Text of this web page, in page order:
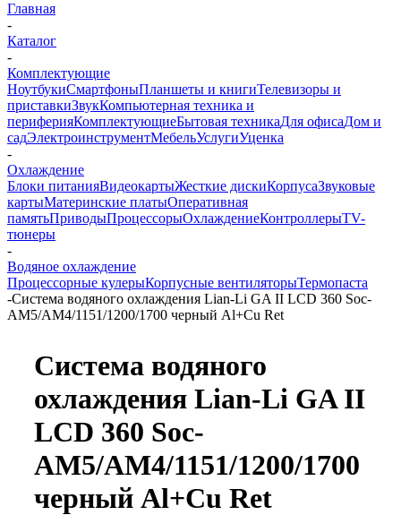
Главная
-
Каталог
-
Комплектующие
НоутбукиСмартфоныПланшеты и книгиТелевизоры и
приставкиЗвукКомпьютерная техника и
периферияКомплектующиеБытовая техникаДля офисаДом и
садЭлектроинструментМебельУслугиУценка
-
Охлаждение
Блоки питанияВидеокартыЖесткие дискиКорпусаЗвуковые
картыМатеринские платыОперативная
памятьПриводыПроцессорыОхлаждениеКонтроллерыTV-
тюнеры
-
Водяное охлаждение
Процессорные кулерыКорпусные вентиляторыТермопаста
-Система водяного охлаждения Lian-Li GA II LCD 360 Soc-
AM5/AM4/1151/1200/1700 черный Al+Cu Ret
Система водяного
охлаждения Lian-Li GA II
LCD 360 Soc-
AM5/AM4/1151/1200/1700
черный Al+Cu Ret